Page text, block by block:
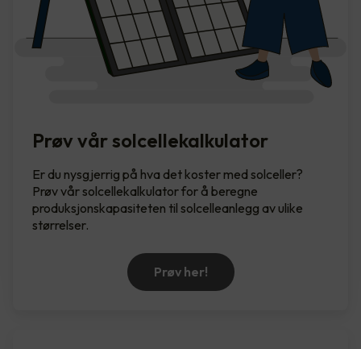
Prøv vår solcellekalkulator
Er du nysgjerrig på hva det koster med solceller?
Prøv vår solcellekalkulator for å beregne
produksjonskapasiteten til solcelleanlegg av ulike
størrelser.
Prøv her!